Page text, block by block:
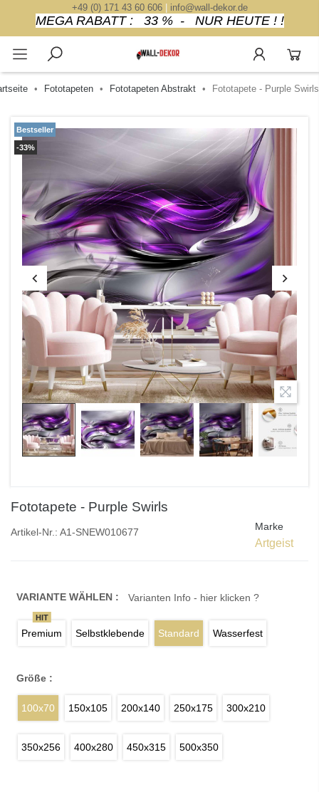
+49 (0) 171 43 60 606| info@wall-dekor.de
MEGA RABATT : 33 % - NUR HEUTE ! !
Fototapeten Fototapeten Abstrakt Fototapete - Purple Swirls
-33%
Bestseller
Fototapete - Purple Swirls
Artikel-Nr.: A1-SNEW010677 Marke
Artgeist
VARIANTE WÄHLEN : Varianten Info - hier klicken ?
Premium
HIT
Selbstklebende Standard Wasserfest
Größe :
100x70 150x105 200x140 250x175 300x210
350x256 400x280 450x315 500x350